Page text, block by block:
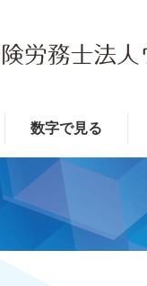
数字で見る